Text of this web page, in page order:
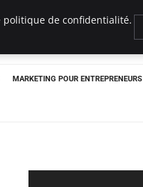
MARKETING POUR ENTREPRENEURS
politique de confidentialité.